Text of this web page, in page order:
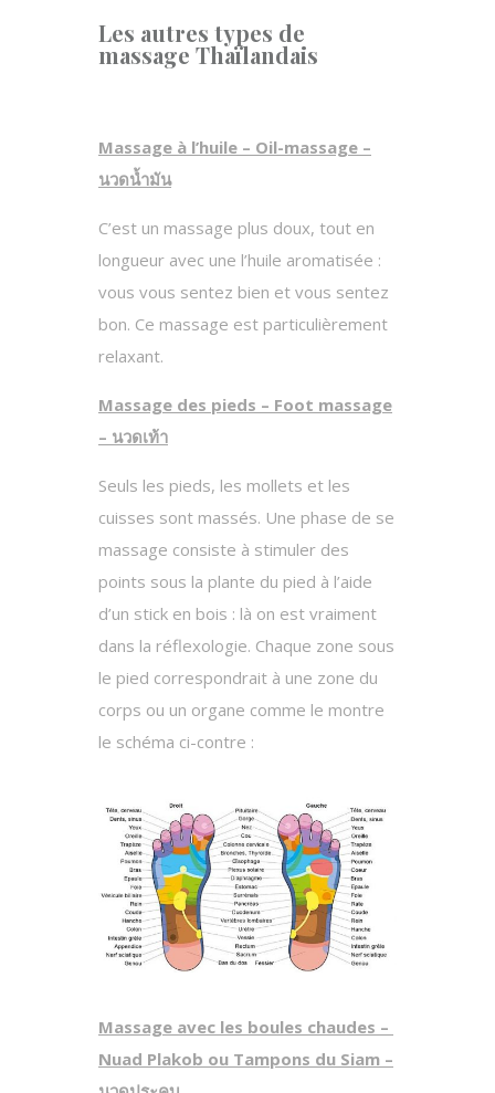
Les autres types de
massage Thaïlandais
Massage à l’huile – Oil-massage –
นวดน้ำมัน
C’est un massage plus doux, tout en
longueur avec une l’huile aromatisée :
vous vous sentez bien et vous sentez
bon. Ce massage est particulièrement
relaxant.
Massage des pieds – Foot massage
– นวดเท้า
Seuls les pieds, les mollets et les
cuisses sont massés. Une phase de se
massage consiste à stimuler des
points sous la plante du pied à l’aide
d’un stick en bois : là on est vraiment
dans la réflexologie. Chaque zone sous
le pied correspondrait à une zone du
corps ou un organe comme le montre
le schéma ci-contre :
Massage avec les boules chaudes –
Nuad Plakob ou Tampons du Siam –